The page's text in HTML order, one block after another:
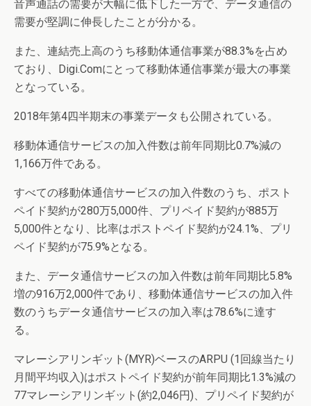
音声通話の需要が大幅に低下した一方で、データ通信の
需要が堅調に伸長したことが分かる。
また、連結売上高のうち移動体通信事業が88.3%を占め
ており、Digi.Comにとって移動体通信事業が最大の事業
となっている。
2018年第4四半期末の事業データも公開されている。
移動体通信サービスの加入件数は前年同期比0.7%減の
1,166万件である。
すべての移動体通信サービスの加入件数のうち、ポスト
ペイド契約が280万5,000件、プリペイド契約が885万
5,000件となり、比率はポストペイド契約が24.1%、プリ
ペイド契約が75.9%となる。
また、データ通信サービスの加入件数は前年同期比5.8%
増の916万2,000件であり、移動体通信サービスの加入件
数のうちデータ通信サービスの加入率は78.6%に達す
る。
マレーシアリンギット(MYR)ベースのARPU (1回線当たり
月間平均収入)はポストペイド契約が前年同期比1.3%減の
77マレーシアリンギット(約2,046円)、プリペイド契約が